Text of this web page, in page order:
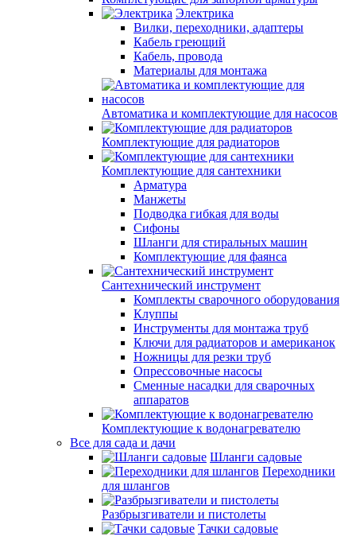
Электрика
Вилки, переходники, адаптеры
Кабель греющий
Кабель, провода
Материалы для монтажа
Автоматика и комплектующие для насосов
Комплектующие для радиаторов
Комплектующие для сантехники
Арматура
Манжеты
Подводка гибкая для воды
Сифоны
Шланги для стиральных машин
Комплектующие для фаянса
Сантехнический инструмент
Комплекты сварочного оборудования
Клуппы
Инструменты для монтажа труб
Ключи для радиаторов и американок
Ножницы для резки труб
Опрессовочные насосы
Сменные насадки для сварочных
аппаратов
Комплектующие к водонагревателю
Все для сада и дачи
Шланги садовые
Переходники
для шлангов
Разбрызгиватели и пистолеты
Тачки садовые